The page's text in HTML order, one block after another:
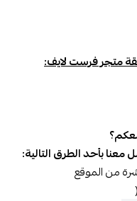
متجر فرست لايف:
معنا بأحد الطرق التالية:
من الموقع